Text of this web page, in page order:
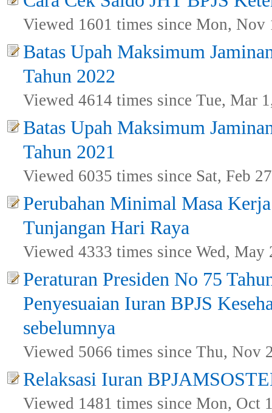
Viewed 1601 times since Mon, Nov
Batas Upah Maksimum
Tahun 2022
Viewed 4614 times since Tue, Mar
Batas Upah Maksimum
Tahun 2021
Viewed 6035 times since Sat, Feb
Perubahan Minimal Masa
Tunjangan Hari Raya
Viewed 4333 times since Wed, May
Peraturan Presiden No 75
Penyesuaian Iuran BPJS
sebelumnya
Viewed 5066 times since Thu, Nov
Relaksasi Iuran
Viewed 1481 times since Mon, Oct